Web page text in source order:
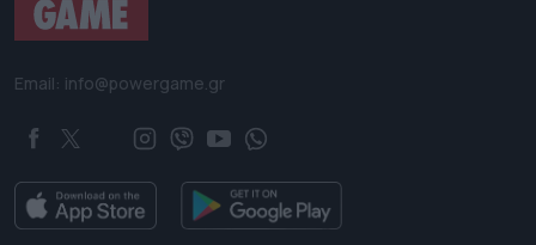
Email: info@powergame.gr